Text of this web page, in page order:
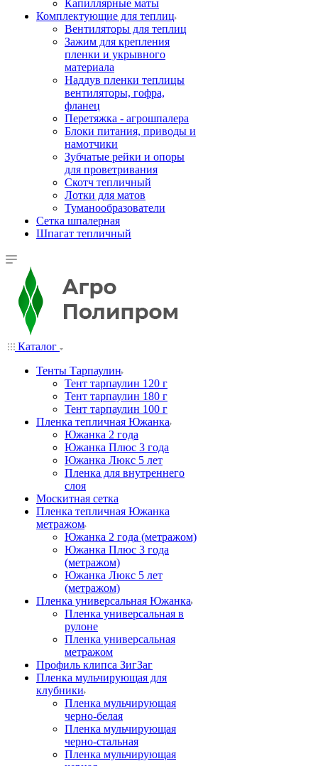
Капиллярные маты
Комплектующие для теплиц
Вентиляторы для теплиц
Зажим для крепления
пленки и укрывного
материала
Наддув пленки теплицы
вентиляторы, гофра,
фланец
Перетяжка - агрошпалера
Блоки питания, приводы и
намотчики
Зубчатые рейки и опоры
для проветривания
Скотч тепличный
Лотки для матов
Туманообразователи
Сетка шпалерная
Шпагат тепличный
Каталог
Тенты Тарпаулин
Тент тарпаулин 120 г
Тент тарпаулин 180 г
Тент тарпаулин 100 г
Пленка тепличная Южанка
Южанка 2 года
Южанка Плюс 3 года
Южанка Люкс 5 лет
Пленка для внутреннего
слоя
Москитная сетка
Пленка тепличная Южанка
метражом
Южанка 2 года (метражом)
Южанка Плюс 3 года
(метражом)
Южанка Люкс 5 лет
(метражом)
Пленка универсальная Южанка
Пленка универсальная в
рулоне
Пленка универсальная
метражом
Профиль клипса ЗигЗаг
Пленка мульчирующая для
клубники
Пленка мульчирующая
черно-белая
Пленка мульчирующая
черно-стальная
Пленка мульчирующая